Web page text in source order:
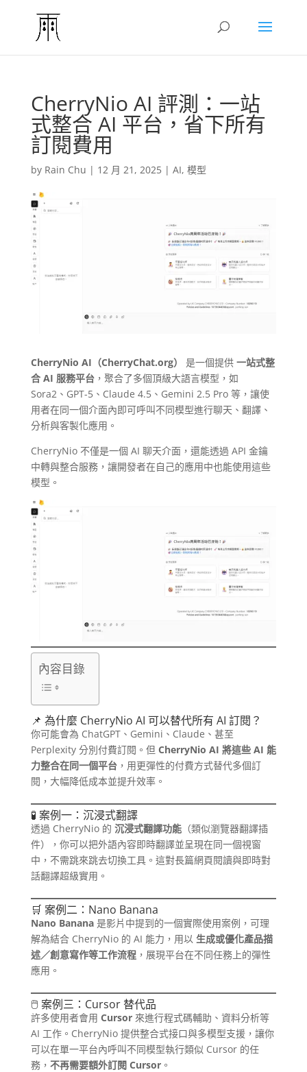
CherryNio AI 評測：一站
式整合 AI 平台，省下所有
訂閱費用
by Rain Chu | 12 月 21, 2025| AI, 模型
CherryNio AI（CherryChat.org） 是一個提供 一站式整
合 AI 服務平台，聚合了多個頂級大語言模型，如
Sora2、GPT-5、Claude 4.5、Gemini 2.5 Pro 等，讓使
用者在同一個介面內即可呼叫不同模型進行聊天、翻譯、
分析與客製化應用。
CherryNio 不僅是一個 AI 聊天介面，還能透過 API 金鑰
中轉與整合服務，讓開發者在自己的應用中也能使用這些
模型。
內容目錄
📌 為什麼 CherryNio AI 可以替代所有 AI 訂閱？
你可能會為 ChatGPT、Gemini、Claude、甚至
Perplexity 分別付費訂閱。但 CherryNio AI 將這些 AI 能
力整合在同一個平台，用更彈性的付費方式替代多個訂
閱，大幅降低成本並提升效率。
🧪 案例一：沉浸式翻譯
透過 CherryNio 的 沉浸式翻譯功能（類似瀏覽器翻譯插
件），你可以把外語內容即時翻譯並呈現在同一個視窗
中，不需跳來跳去切換工具。這對長篇網頁閱讀與即時對
話翻譯超級實用。
🛒 案例二：Nano Banana
Nano Banana是影片中提到的一個實際使用案例，可理
解為結合 CherryNio 的 AI 能力，用以 生成或優化產品描
述／創意寫作等工作流程，展現平台在不同任務上的彈性
應用。
🖱 案例三：Cursor 替代品
許多使用者會用 Cursor來進行程式碼輔助、資料分析等
AI 工作。CherryNio 提供整合式接口與多模型支援，讓你
可以在單一平台內呼叫不同模型執行類似 Cursor 的任
務， 不再需要額外訂閱 Cursor。